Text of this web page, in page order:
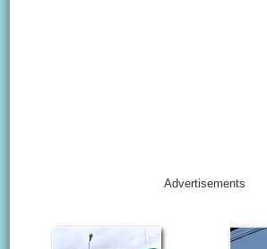
Advertisements